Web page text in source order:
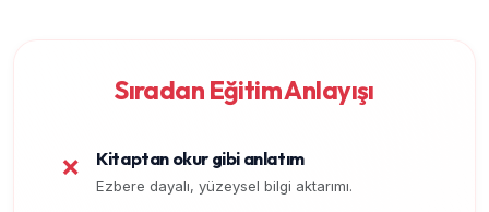
Sıradan Eğitim Anlayışı
❌ Kitaptan okur gibi anlatım
Ezbere dayalı, yüzeysel bilgi aktarımı.